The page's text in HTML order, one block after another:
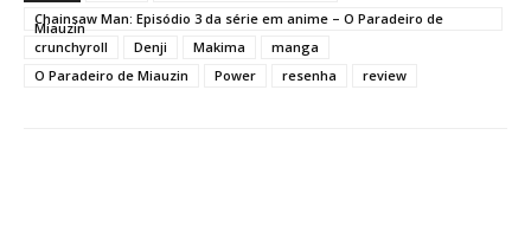
Chainsaw Man: Episódio 3 da série em anime – O Paradeiro de
Miauzin
crunchyroll
Denji Makima
manga
O Paradeiro de Miauzin
Power resenha review